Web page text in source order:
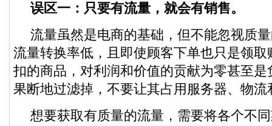
误区一：只要有流量，就会有销售。
流量虽然是电商的基础，但不能忽视质
流量转换率低，且即使顾客下单也只是领
扣的商品，对利润和价值的贡献为零甚至
果断地过滤掉，不要让其占用服务器、物流
想要获取有质量的流量，需要将各个不